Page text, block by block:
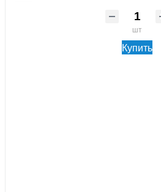
шт
Купить